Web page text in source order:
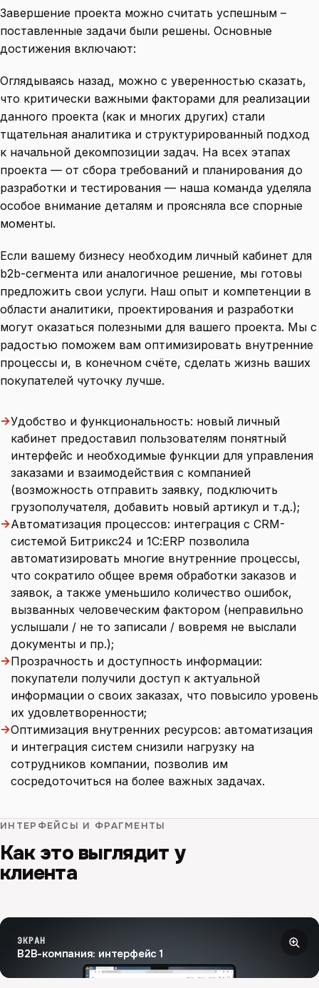
Завершение проекта можно считать успешным –
поставленные задачи были решены. Основные
достижения включают:
Оглядываясь назад, можно с уверенностью сказать,
что критически важными факторами для реализации
данного проекта (как и многих других) стали
тщательная аналитика и структурированный подход
к начальной декомпозиции задач. На всех этапах
проекта — от сбора требований и планирования до
разработки и тестирования — наша команда уделяла
особое внимание деталям и проясняла все спорные
моменты.
Если вашему бизнесу необходим личный кабинет для
b2b-сегмента или аналогичное решение, мы готовы
предложить свои услуги. Наш опыт и компетенции в
области аналитики, проектирования и разработки
могут оказаться полезными для вашего проекта. Мы с
радостью поможем вам оптимизировать внутренние
процессы и, в конечном счёте, сделать жизнь ваших
покупателей чуточку лучше.
→Удобство и функциональность: новый личный
кабинет предоставил пользователям понятный
интерфейс и необходимые функции для управления
заказами и взаимодействия с компанией
(возможность отправить заявку, подключить
грузополучателя, добавить новый артикул и т.д.);
→Автоматизация процессов: интеграция с CRM-
системой Битрикс24 и 1С:ERP позволила
автоматизировать многие внутренние процессы,
что сократило общее время обработки заказов и
заявок, а также уменьшило количество ошибок,
вызванных человеческим фактором (неправильно
услышали / не то записали / вовремя не выслали
документы и пр.);
→Прозрачность и доступность информации:
покупатели получили доступ к актуальной
информации о своих заказах, что повысило уровень
их удовлетворенности;
→Оптимизация внутренних ресурсов: автоматизация
и интеграция систем снизили нагрузку на
сотрудников компании, позволив им
сосредоточиться на более важных задачах.
ИНТЕРФЕЙСЫ И ФРАГМЕНТЫ
Как это выглядит у
клиента
ЭКРАН
B2B-компания: интерфейс 1